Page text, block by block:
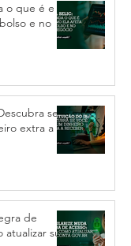
o que é e
e no
se
extra a
de
atualizar sua